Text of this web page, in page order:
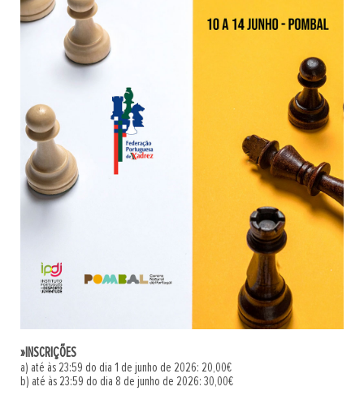
»INSCRIÇÕES
a) até às 23:59 do dia 1 de junho de 2026: 20,00€
b) até às 23:59 do dia 8 de junho de 2026: 30,00€